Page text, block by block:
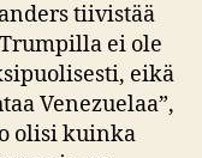
tiivistää
ei ole
eikä
Venezuelaa”,
olisi kuinka